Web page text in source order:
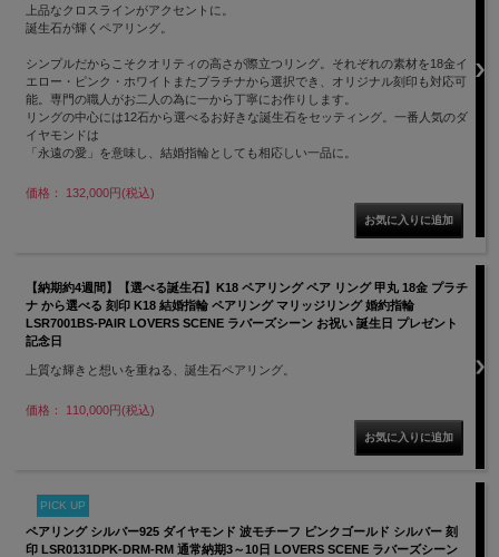
上品なクロスラインがアクセントに。
誕生石が輝くペアリング。
シンプルだからこそクオリティの高さが際立つリング。それぞれの素材を18金イ
エロー・ピンク・ホワイトまたプラチナから選択でき、オリジナル刻印も対応可
能。専門の職人がお二人の為に一から丁寧にお作りします。
リングの中心には12石から選べるお好きな誕生石をセッティング。一番人気のダ
イヤモンドは
「永遠の愛」を意味し、結婚指輪としても相応しい一品に。
価格： 132,000円(税込)
【納期約4週間】【選べる誕生石】K18 ペアリング ペア リング 甲丸 18金 プラチ
ナ から選べる 刻印 K18 結婚指輪 ペアリング マリッジリング 婚約指輪
LSR7001BS-PAIR LOVERS SCENE ラバーズシーン お祝い 誕生日 プレゼント
記念日
上質な輝きと想いを重ねる、誕生石ペアリング。
価格： 110,000円(税込)
PICK UP
ペアリング シルバー925 ダイヤモンド 波モチーフ ピンクゴールド シルバー 刻
印 LSR0131DPK-DRM-RM 通常納期3～10日 LOVERS SCENE ラバーズシーン